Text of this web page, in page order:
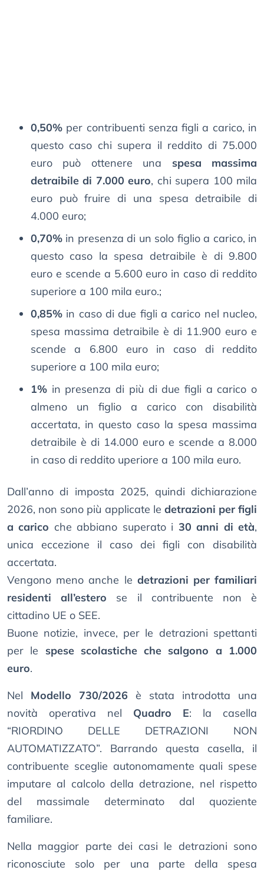
0,50% per contribuenti senza figli a carico, in
questo caso chi supera il reddito di 75.000
euro può ottenere una spesa massima
detraibile di 7.000 euro, chi supera 100 mila
euro può fruire di una spesa detraibile di
4.000 euro;
0,70% in presenza di un solo figlio a carico, in
questo caso la spesa detraibile è di 9.800
euro e scende a 5.600 euro in caso di reddito
superiore a 100 mila euro.;
0,85% in caso di due figli a carico nel nucleo,
spesa massima detraibile è di 11.900 euro e
scende a 6.800 euro in caso di reddito
superiore a 100 mila euro;
1% in presenza di più di due figli a carico o
almeno un figlio a carico con disabilità
accertata, in questo caso la spesa massima
detraibile è di 14.000 euro e scende a 8.000
in caso di reddito uperiore a 100 mila euro.
Dall’anno di imposta 2025, quindi dichiarazione
2026, non sono più applicate le detrazioni per figli
a carico che abbiano superato i 30 anni di età,
unica eccezione il caso dei figli con disabilità
accertata.
Vengono meno anche le detrazioni per familiari
residenti all’estero se il contribuente non è
cittadino UE o SEE.
Buone notizie, invece, per le detrazioni spettanti
per le spese scolastiche che salgono a 1.000
euro.
Nel Modello 730/2026 è stata introdotta una
novità operativa nel Quadro E: la casella
“RIORDINO DELLE DETRAZIONI NON
AUTOMATIZZATO”. Barrando questa casella, il
contribuente sceglie autonomamente quali spese
imputare al calcolo della detrazione, nel rispetto
del massimale determinato dal quoziente
familiare.
Nella maggior parte dei casi le detrazioni sono
riconosciute solo per una parte della spesa